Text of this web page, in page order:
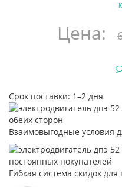
Цена:
Срок поставки: 1–2 дня
Взаимовыгодные условия
Гибкая система скидок